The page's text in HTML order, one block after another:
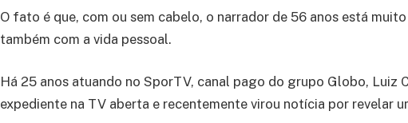
O fato é que, com ou sem cabelo, o narrador de 56 anos está
também com a vida pessoal.
Há 25 anos atuando no SporTV, canal pago do grupo Globo, Luiz
expediente na TV aberta e recentemente virou notícia por revelar